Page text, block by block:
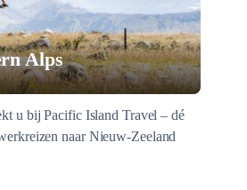
Alps
u bij Pacific Island Travel – dé
naar Nieuw-Zeeland